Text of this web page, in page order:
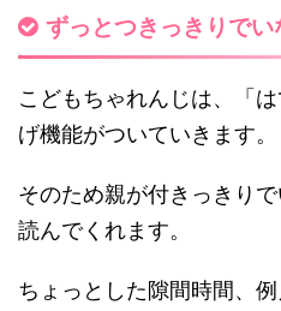
ずっとつきっきりで
こどもちゃれんじは、「
げ機能がついていきます。
そのため親が付きっきり
読んでくれます。
ちょっとした隙間時間、